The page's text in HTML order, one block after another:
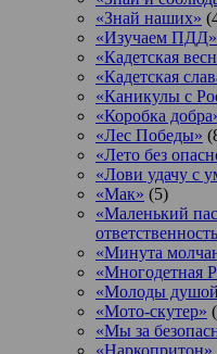
«Знай наших»
«Изучаем ПДД»
«Кадетская
«Кадетская
«Каникулы с
«Коробка
«Лес Победы»
«Лето без
«Лови удачу с
«Мак» (5)
«Маленький
«Минута
«Многодетная
«Молоды
«Мото-скутер»
«Мы за
«Наркопритон»